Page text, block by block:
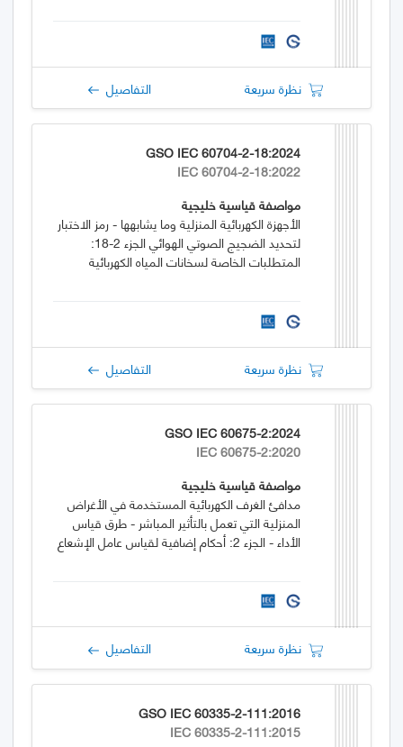
نظرة سريعة التفاصيل
GSO IEC 60704-2-18:2024
IEC 60704-2-18:2022
مواصفة قياسية خليجية
الأجهزة الكهربائية المنزلية وما يشابهها - رمز الاختبار
لتحديد الضجيج الصوتي الهوائي الجزء 2-18:
المتطلبات الخاصة لسخانات المياه الكهربائية
نظرة سريعة التفاصيل
GSO IEC 60675-2:2024
IEC 60675-2:2020
مواصفة قياسية خليجية
مدافئ الغرف الكهربائية المستخدمة في الأغراض
المنزلية التي تعمل بالتأثير المباشر - طرق قياس
الأداء - الجزء 2: أحكام إضافية لقياس عامل الإشعاع
نظرة سريعة التفاصيل
GSO IEC 60335-2-111:2016
IEC 60335-2-111:2015